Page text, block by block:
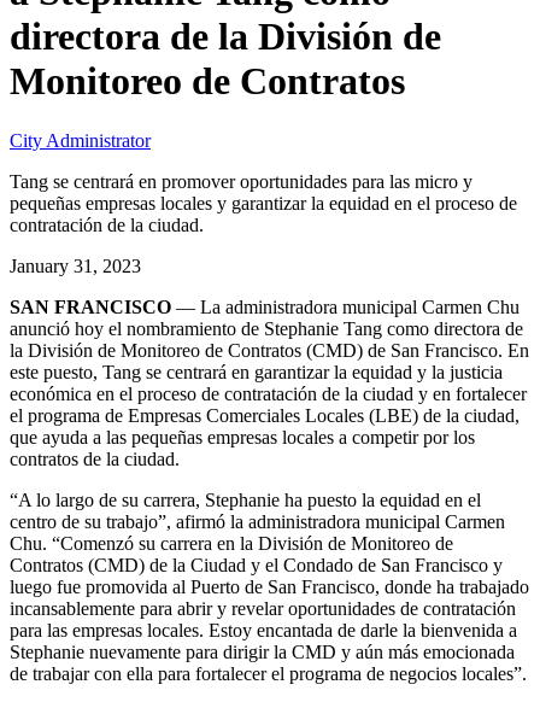
directora de la División de
Monitoreo de Contratos
City Administrator
Tang se centrará en promover oportunidades para las micro y
pequeñas empresas locales y garantizar la equidad en el proceso de
contratación de la ciudad.
January 31, 2023
SAN FRANCISCO — La administradora municipal Carmen Chu
anunció hoy el nombramiento de Stephanie Tang como directora de
la División de Monitoreo de Contratos (CMD) de San Francisco. En
este puesto, Tang se centrará en garantizar la equidad y la justicia
económica en el proceso de contratación de la ciudad y en fortalecer
el programa de Empresas Comerciales Locales (LBE) de la ciudad,
que ayuda a las pequeñas empresas locales a competir por los
contratos de la ciudad.
“A lo largo de su carrera, Stephanie ha puesto la equidad en el
centro de su trabajo”, afirmó la administradora municipal Carmen
Chu. “Comenzó su carrera en la División de Monitoreo de
Contratos (CMD) de la Ciudad y el Condado de San Francisco y
luego fue promovida al Puerto de San Francisco, donde ha trabajado
incansablemente para abrir y revelar oportunidades de contratación
para las empresas locales. Estoy encantada de darle la bienvenida a
Stephanie nuevamente para dirigir la CMD y aún más emocionada
de trabajar con ella para fortalecer el programa de negocios locales”.